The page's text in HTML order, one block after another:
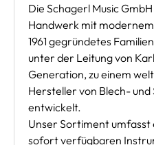
Die Schagerl Music
Handwerk mit
1961 gegründetes
unter der Leitung von
Generation, zu einem
Hersteller von Blech-
entwickelt.
Unser Sortiment umfasst
sofort verfügbaren